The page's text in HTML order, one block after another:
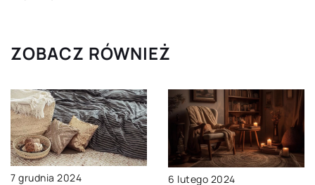
ZOBACZ RÓWNIEŻ
7 grudnia 2024 6 lutego 2024